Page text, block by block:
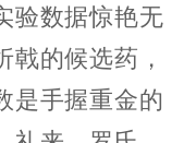
验数据惊艳无
戟的候选药，
是手握重金的